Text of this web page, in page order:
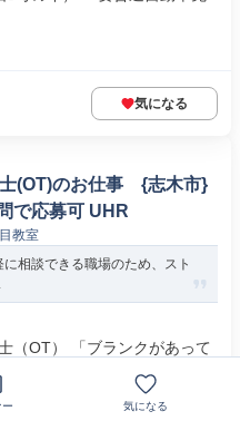
気になる
士(OT)のお仕事 {志木市}
で応募可 UHR
教室
相談できる職場のため、スト
（OT） 「ブランクがあって
ー 気になる